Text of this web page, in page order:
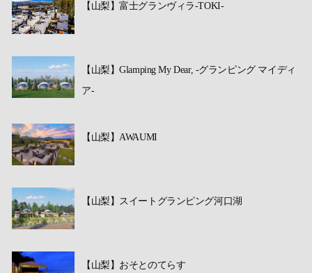
【山梨】富士グランヴィラ-TOKI-
【山梨】Glamping My Dear, -グランピング マイディ
ア-
【山梨】AWAUMI
【山梨】スイートグランピング河口湖
【山梨】おそとのてらす